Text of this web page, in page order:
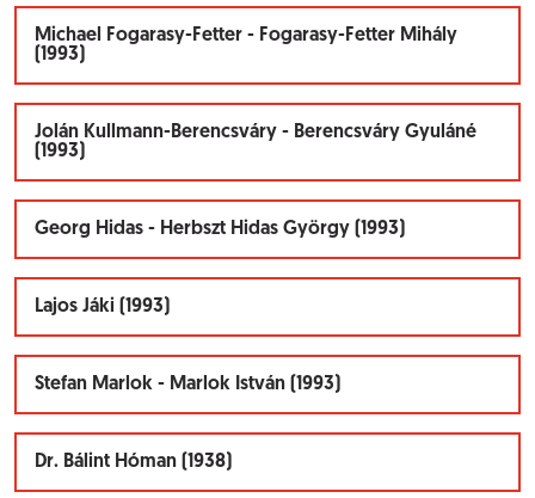
Michael Fogarasy-Fetter - Fogarasy-Fetter Mihály
(1993)
Jolán Kullmann-Berencsváry - Berencsváry Gyuláné
(1993)
Georg Hidas - Herbszt Hidas György (1993)
Lajos Jáki (1993)
Stefan Marlok - Marlok István (1993)
Dr. Bálint Hóman (1938)